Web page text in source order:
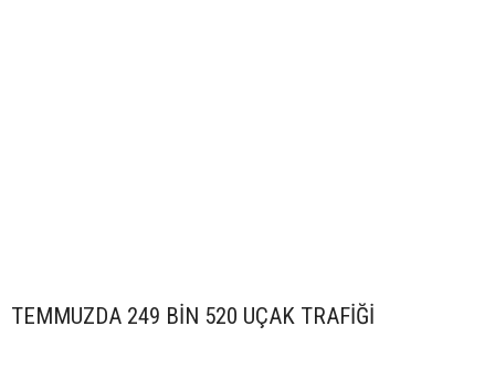
TEMMUZDA 249 BİN 520 UÇAK TRAFİĞİ